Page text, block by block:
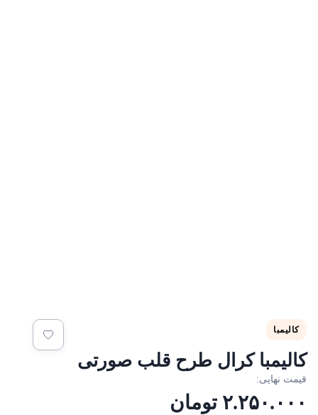
کالیمبا
کرال طرح قلب صورتی
نهایی:
تومان